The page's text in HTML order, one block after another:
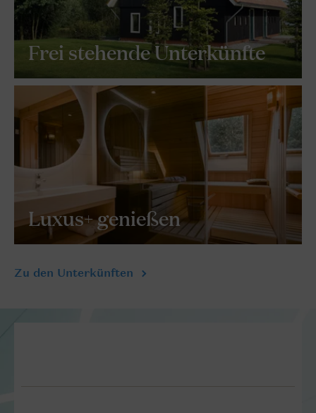
Frei stehende Unterkünfte
Luxus+ genießen
Zu den Unterkünften